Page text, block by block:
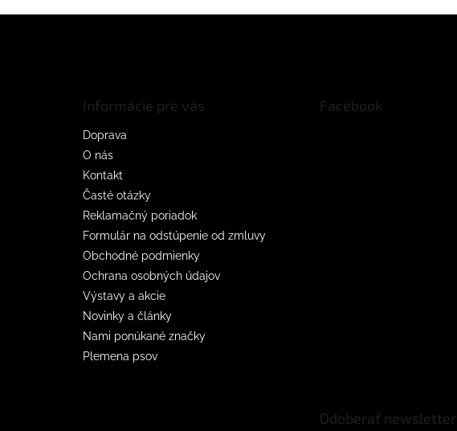
Informácie pre vás
Doprava
O nás
Kontakt
Časté otázky
Reklamačný poriadok
Formulár na odstúpenie od zmluvy
Obchodné podmienky
Ochrana osobných údajov
Výstavy a akcie
Novinky a články
Nami ponúkané značky
Plemena psov
Facebook
Odoberať newsletter